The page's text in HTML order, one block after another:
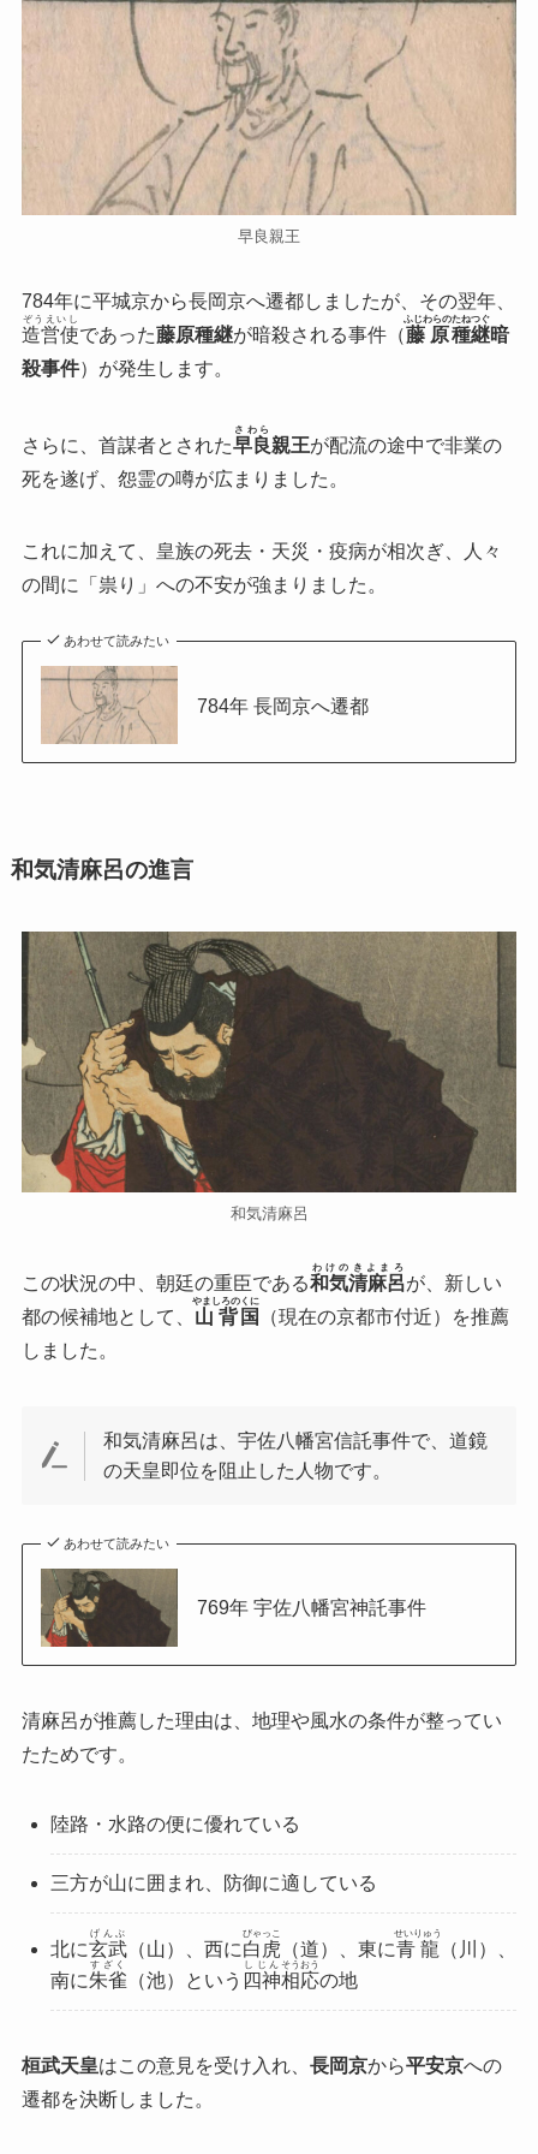
早良親王
784年に平城京から長岡京へ遷都しましたが、その翌年、
造営使
ぞうえいし
であった藤原種継が暗殺される事件（藤原
ふじわらの
種継
たねつぐ
暗
殺事件）が発生します。
さらに、首謀者とされた早良
さわら
親王が配流の途中で非業の
死を遂げ、怨霊の噂が広まりました。
これに加えて、皇族の死去・天災・疫病が相次ぎ、人々
の間に「祟り」への不安が強まりました。
あわせて読みたい
784年 長岡京へ遷都
和気清麻呂の進言
和気清麻呂
この状況の中、朝廷の重臣である和気清麻呂
わけのきよまろ
が、新しい
都の候補地として、 山背
やましろの
国
くに
（現在の京都市付近）を推薦
しました。
和気清麻呂は、宇佐八幡宮信託事件で、道鏡
の天皇即位を阻止した人物です。
あわせて読みたい
769年 宇佐八幡宮神託事件
清麻呂が推薦した理由は、地理や風水の条件が整ってい
たためです。
陸路・水路の便に優れている
三方が山に囲まれ、防御に適している
北に玄武
げんぶ
（山）、西に白虎
びゃっこ
（道）、東に青龍
せいりゅう
（川）、
南に朱雀
すざく
（池）という 四神
しじん
相応
そうおう
の地
桓武天皇はこの意見を受け入れ、 長岡京から平安京への
遷都を決断しました。